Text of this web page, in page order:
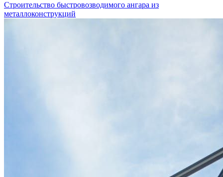
Строительство быстровозводимого ангара из
металлоконструкций